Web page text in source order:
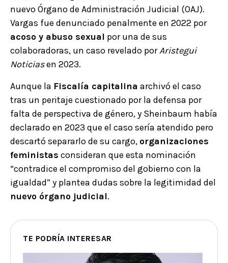
nuevo Órgano de Administración Judicial (OAJ).
Vargas fue denunciado penalmente en 2022 por
acoso y abuso sexual por una de sus
colaboradoras, un caso revelado porAristegui
Noticiasen 2023.
Aunque la Fiscalía capitalina archivó el caso
tras un peritaje cuestionado por la defensa por
falta de perspectiva de género, y Sheinbaum había
declarado en 2023 que el caso sería atendido pero
descartó separarlo de su cargo, organizaciones
feministas consideran que esta nominación
“contradice el compromiso del gobierno con la
igualdad” y plantea dudas sobre la legitimidad del
nuevo órgano judicial.
TE PODRÍA INTERESAR